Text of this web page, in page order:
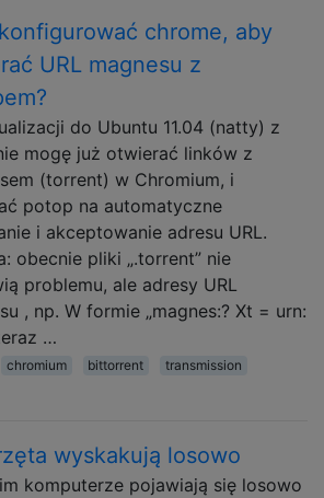
chrome, aby
URL magnesu z
do Ubuntu 11.04 (natty) z
mogę już otwierać linków z
(torrent) w Chromium, i
potop na automatyczne
i akceptowanie adresu URL.
obecnie pliki „.torrent” nie
problemu, ale adresy URL
, np. W formie „magnes:? Xt = urn:
…
chromium bittorrent
transmission
wyskakują losowo
komputerze pojawiają się losowo